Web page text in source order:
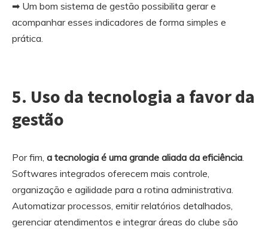
➡ Um bom sistema de gestão possibilita gerar e
acompanhar esses indicadores de forma simples e
prática.
5. Uso da tecnologia a favor da
gestão
Por fim, a tecnologia é uma grande aliada da eficiência.
Softwares integrados oferecem mais controle,
organização e agilidade para a rotina administrativa.
Automatizar processos, emitir relatórios detalhados,
gerenciar atendimentos e integrar áreas do clube são